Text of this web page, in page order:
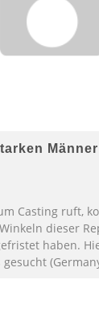
Casting ruft,
dieser
haben.